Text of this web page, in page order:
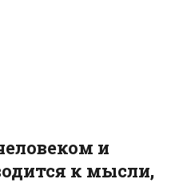
и
к мысли,